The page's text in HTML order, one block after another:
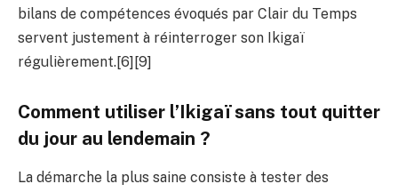
bilans de compétences évoqués par Clair du Temps
servent justement à réinterroger son Ikigaï
régulièrement.[6][9]
Comment utiliser l’Ikigaï sans tout quitter
du jour au lendemain ?
La démarche la plus saine consiste à tester des